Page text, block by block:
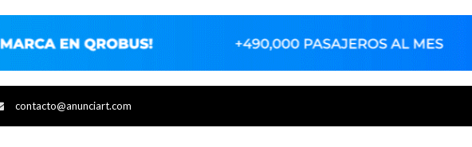
contacto@anunciart.com